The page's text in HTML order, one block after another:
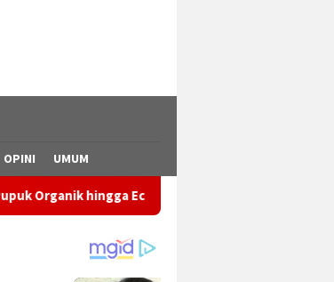
OPINI UMUM
Eco-School Mahasiswa KKN OVOD Kelompok 05